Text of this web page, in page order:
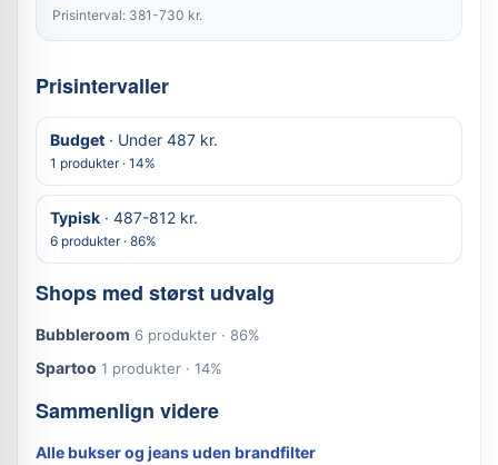
Prisinterval: 381-730 kr.
Prisintervaller
Budget · Under 487 kr.
1 produkter · 14%
Typisk · 487-812 kr.
6 produkter · 86%
Shops med størst udvalg
Bubbleroom 6 produkter · 86%
Spartoo 1 produkter · 14%
Sammenlign videre
Alle bukser og jeans uden brandfilter